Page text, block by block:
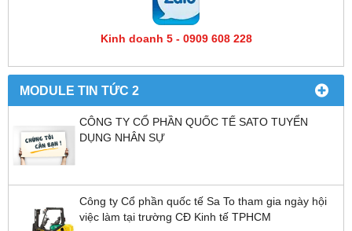
Kinh doanh 5 - 0909 608 228
MODULE TIN TỨC 2
CÔNG TY CỔ PHẦN QUỐC TẾ SATO TUYỂN
DỤNG NHÂN SỰ
Công ty Cổ phần quốc tế Sa To tham gia ngày hội
việc làm tại trường CĐ Kinh tế TPHCM